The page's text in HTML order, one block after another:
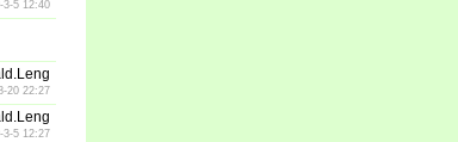
3-5 12:40
20 22:27
3-5 12:27